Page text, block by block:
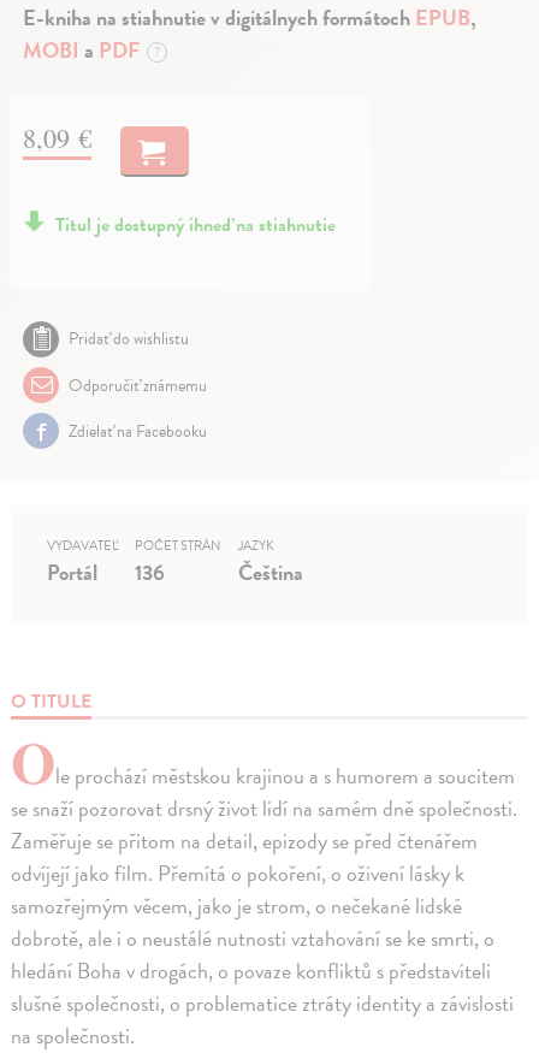
E-kniha na stiahnutie v digitálnych formátochEPUB,
MOBI a PDF ?
8,09 €
Titul je dostupný ihneď na stiahnutie
Pridať do wishlistu
Odporučiť známemu
Zdielať na Facebooku
O TITULE
Ole prochází městskou krajinou a s humorem a soucitem
se snaží pozorovat drsný život lidí na samém dně společnosti.
Zaměřuje se přitom na detail, epizody se před čtenářem
odvíjejí jako film. Přemítá o pokoření, o oživení lásky k
samozřejmým věcem, jako je strom, o nečekané lidské
dobrotě, ale i o neustálé nutnosti vztahování se ke smrti, o
hledání Boha v drogách, o povaze konfliktů s představiteli
slušné společnosti, o problematice ztráty identity a závislosti
na společnosti.
VYDAVATEĽ
Portál
POČET STRÁN
136
JAZYK
Čeština